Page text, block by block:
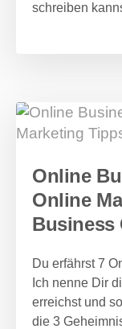
schreiben
Online
Online
Business
Du erfährst 7
Ich nenne Dir
erreichst und
die 3